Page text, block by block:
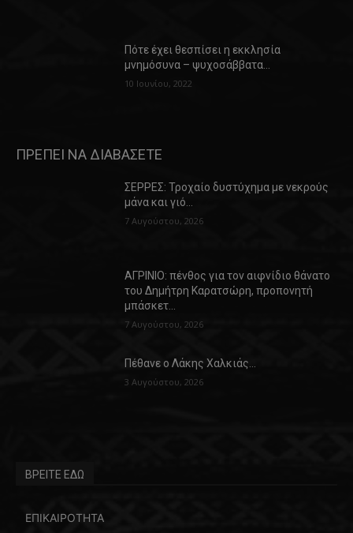
Πότε έχει θεσπίσει η εκκλησία
μνημόσυνα – ψυχοσάββατα…
10 Ιουνίου, 2022
ΠΡΕΠΕΙ ΝΑ ΔΙΑΒΑΣΕΤΕ
ΣΕΡΡΕΣ: Τροχαίο δυστύχημα με νεκρούς
μάνα και γιό…
7 Αυγούστου, 2026
ΑΓΡΙΝΙΟ: πένθος για τον αιφνίδιο θάνατο
του Δημήτρη Καρατσώρη, προπονητή
μπάσκετ…
7 Αυγούστου, 2026
Πέθανε ο Λάκης Χαλκιάς…
3 Αυγούστου, 2026
ΒΡΕΙΤΕ ΕΔΩ
ΕΠΙΚΑΙΡΟΤΗΤΑ